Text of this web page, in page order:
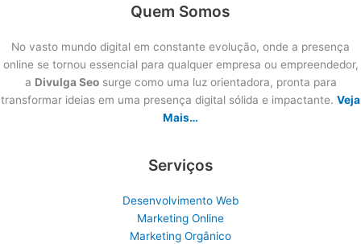
Quem Somos
No vasto mundo digital em constante evolução, onde a presença
online se tornou essencial para qualquer empresa ou empreendedor,
a Divulga Seosurge como uma luz orientadora, pronta para
transformar ideias em uma presença digital sólida e impactante. Veja
Mais…
Serviços
Desenvolvimento Web
Marketing Online
Marketing Orgânico